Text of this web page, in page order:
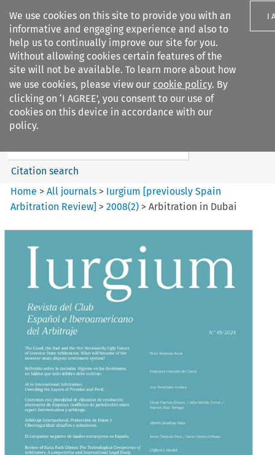
We use cookies on this site to provide you with an
informative and engaging experience and also to
help us to continually improve our site for you.
Without allowing cookies certain features of the
site will not be available. To learn more about how
we use cookies, please view our cookie policy. By
clicking on ‘I AGREE’, you consent to our use of
cookies on this device in accordance with our
policy.
I
Search filters
Iurgium %5Bpreviously Spain
Arbitration ...
Search content
Citation search
Home >All journals > Iurgium [previously Spain
Arbitration Review] >2008(2) >Arbitration in Dubai